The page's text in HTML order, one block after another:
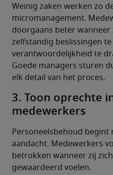
Weinig zaken werken zo
micromanagement.
doorgaans beter
zelfstandig beslissingen te
verantwoordelijkheid te
Goede managers sturen
elk detail van het proces.
3. Toon oprechte
medewerkers
Personeelsbehoud begint
aandacht. Medewerkers
betrokken wanneer zij
gewaardeerd voelen.